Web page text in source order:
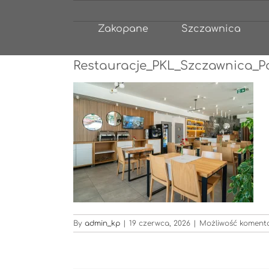
Zakopane Szczawnica
By admin_kp | 19 czerwca, 2026 | Możliwość